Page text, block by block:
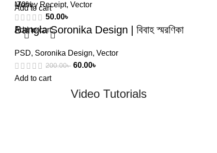
Add to cart
Money Receipt, Vector
50.00৳
Add to cart
-70%
Bangla Soronika Design | বিবাহ স্মরণিকা
PSD, Soronika Design, Vector
200.00৳ 60.00৳
Add to cart
Video Tutorials